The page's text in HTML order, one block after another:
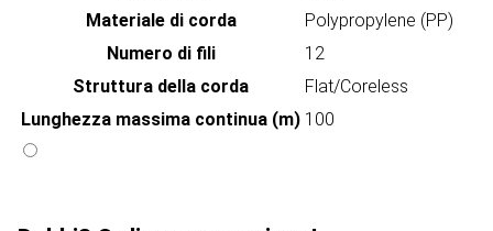
Materiale di corda
Polypropylene (PP)
Numero di fili
12
Struttura della corda
Flat/Coreless
Lunghezza massima continua (m) 100